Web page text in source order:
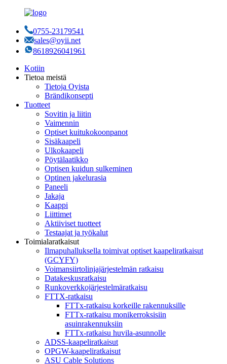
0755-23179541
sales@oyii.net
8618926041961
Kotiin
Tietoa meistä
Tietoja Oyista
Brändikonsepti
Tuotteet
Sovitin ja liitin
Vaimennin
Optiset kuitukokoonpanot
Sisäkaapeli
Ulkokaapeli
Pöytälaatikko
Optisen kuidun sulkeminen
Optinen jakelurasia
Paneeli
Jakaja
Kaappi
Liittimet
Aktiiviset tuotteet
Testaajat ja työkalut
Toimialaratkaisut
Ilmapuhalluksella toimivat optiset kaapeliratkaisut
(GCYFY)
Voimansiirtolinjajärjestelmän ratkaisu
Datakeskusratkaisu
Runkoverkkojärjestelmäratkaisu
FTTX-ratkaisu
FTTx-ratkaisu korkeille rakennuksille
FTTx-ratkaisu monikerroksisiin
asuinrakennuksiin
FTTx-ratkaisu huvila-asunnolle
ADSS-kaapeliratkaisut
OPGW-kaapeliratkaisut
ASU Cable Solutions